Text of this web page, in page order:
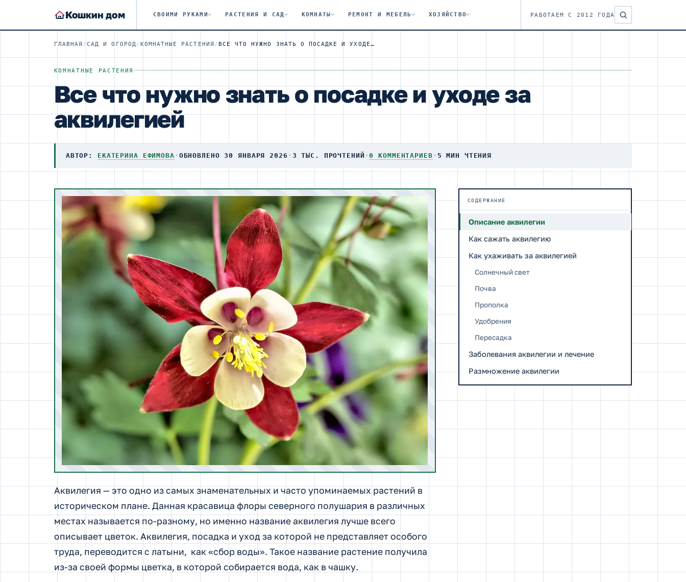
Кошкин дом СВОИМИ РУКАМИ РАСТЕНИЯ И САД КОМНАТЫ РЕМОНТ И МЕБЕЛЬ ХОЗЯЙСТВО РАБОТАЕМ С 2012 ГОДА
ГЛАВНАЯ /САД И ОГОРОД /КОМНАТНЫЕ РАСТЕНИЯ / ВСЕ ЧТО НУЖНО ЗНАТЬ О ПОСАДКЕ И УХОДЕ ЗА АКВИЛЕГИЕЙ
КОМНАТНЫЕ РАСТЕНИЯ
Все что нужно знать о посадке и уходе за
аквилегией
АВТОР: ЕКАТЕРИНА ЕФИМОВА · ОБНОВЛЕНО 30 ЯНВАРЯ 2026 · 3 ТЫС. ПРОЧТЕНИЙ ·0 КОММЕНТАРИЕВ · 5 МИН ЧТЕНИЯ
Аквилегия — это одно из самых знаменательных и часто упоминаемых растений в
историческом плане. Данная красавица флоры северного полушария в различных
местах называется по-разному, но именно название аквилегия лучше всего
описывает цветок. Аквилегия, посадка и уход за которой не представляет особого
труда, переводится с латыни, как «сбор воды». Такое название растение получила
из-за своей формы цветка, в которой собирается вода, как в чашку.
СОДЕРЖАНИЕ
Описание аквилегии
Как сажать аквилегию
Как ухаживать за аквилегией
Солнечный свет
Почва
Прополка
Удобрения
Пересадка
Заболевания аквилегии и лечение
Размножение аквилегии